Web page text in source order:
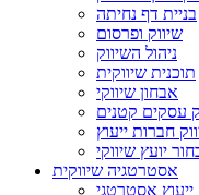
בניית דף נחיתה
שיווק ופרסום
ניהול השיווק
תוכנית שיווקית
אבחון שיווקי
עסקים קטנים
חברות ייעוץ
יועץ שיווקי
אסטרטגיה שיווקית
ייעוץ אסטרטגי